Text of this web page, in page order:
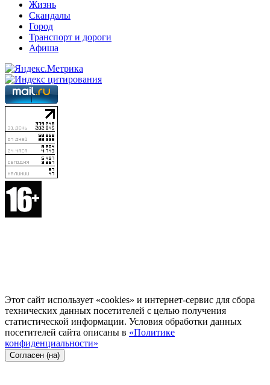
Жизнь
Скандалы
Город
Транспорт и дороги
Афиша
Этот сайт использует «cookies» и интернет-сервис для сбора
технических данных посетителей с целью получения
статистической информации. Условия обработки данных
посетителей сайта описаны в «Политике
конфиденциальности»
Согласен (на)